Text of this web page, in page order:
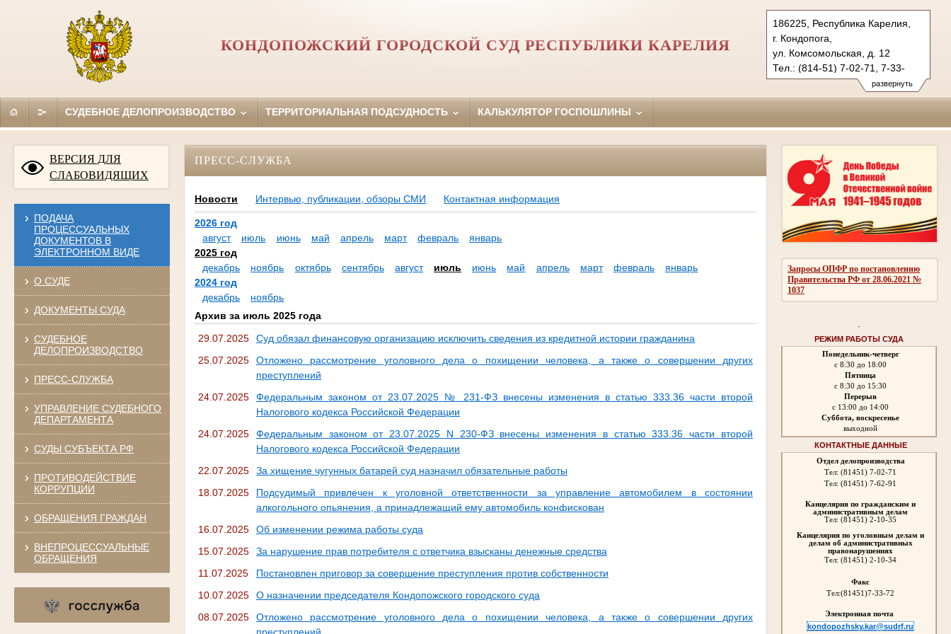
развернуть
186225, Республика Карелия,
г. Кондопога,
ул. Комсомольская, д. 12
Тел.: (814-51) 7-02-71, 7-33-
72 (факс)
kondopozhsky.kar@sudrf.ru
КОНДОПОЖСКИЙ ГОРОДСКОЙ СУД РЕСПУБЛИКИ КАРЕЛИЯ
СУДЕБНОЕ ДЕЛОПРОИЗВОДСТВО ТЕРРИТОРИАЛЬНАЯ ПОДСУДНОСТЬ КАЛЬКУЛЯТОР ГОСПОШЛИНЫ
ВЕРСИЯ ДЛЯ
СЛАБОВИДЯЩИХ
ПОДАЧА
ПРОЦЕССУАЛЬНЫХ
ДОКУМЕНТОВ В
ЭЛЕКТРОННОМ ВИДЕ
О СУДЕ
ДОКУМЕНТЫ СУДА
СУДЕБНОЕ
ДЕЛОПРОИЗВОДСТВО
ПРЕСС-СЛУЖБА
УПРАВЛЕНИЕ СУДЕБНОГО
ДЕПАРТАМЕНТА
СУДЫ СУБЪЕКТА РФ
ПРОТИВОДЕЙСТВИЕ
КОРРУПЦИИ
ОБРАЩЕНИЯ ГРАЖДАН
ВНЕПРОЦЕССУАЛЬНЫЕ
ОБРАЩЕНИЯ
Запросы ОПФР по постановлению
Правительства РФ от 28.06.2021 №
1037
РЕЖИМ РАБОТЫ СУДА
Понедельник-четверг
с 8:30 до 18:00
Пятница
с 8:30 до 15:30
Перерыв
с 13:00 до 14:00
Суббота, воскресенье
выходной
КОНТАКТНЫЕ ДАННЫЕ
Отдел делопроизводства
Тел: (81451) 7-02-71
Тел: (81451) 7-62-91
Канцелярия по гражданским и
административным делам
Тел: (81451) 2-10-35
Канцелярия по уголовным делам и
делам об административных
правонарушениях
Тел: (81451) 2-10-34
Факс
Тел:(81451)7-33-72
Электронная почта
kondopozhsky.kar@sudrf.ru
ПРЕСС-СЛУЖБА
Новости Интервью, публикации, обзоры СМИ Контактная информация
2026 год
август
июль июнь май апрель март февраль
январь
2025 год
декабрь
ноябрь октябрь сентябрь август июль июнь май апрель март февраль
январь
2024 год
декабрь
ноябрь
Архив за июль 2025 года
29.07.2025
Суд обязал финансовую организацию исключить сведения из кредитной истории гражданина
25.07.2025
Отложено рассмотрение уголовного дела о похищении человека, а также о совершении других
преступлений
24.07.2025
Федеральным законом от 23.07.2025 № 231-ФЗ внесены изменения в статью 333.36 части второй
Налогового кодекса Российской Федерации
24.07.2025
Федеральным законом от 23.07.2025 N 230-ФЗ внесены изменения в статью 333.36 части второй
Налогового кодекса Российской Федерации
22.07.2025
За хищение чугунных батарей суд назначил обязательные работы
18.07.2025
Подсудимый привлечен к уголовной ответственности за управление автомобилем в состоянии
алкогольного опьянения, а принадлежащий ему автомобиль конфискован
16.07.2025
Об изменении режима работы суда
15.07.2025
За нарушение прав потребителя с ответчика взысканы денежные средства
11.07.2025
Постановлен приговор за совершение преступления против собственности
10.07.2025
О назначении председателя Кондопожского городского суда
08.07.2025
Отложено рассмотрение уголовного дела о похищении человека, а также о совершении других